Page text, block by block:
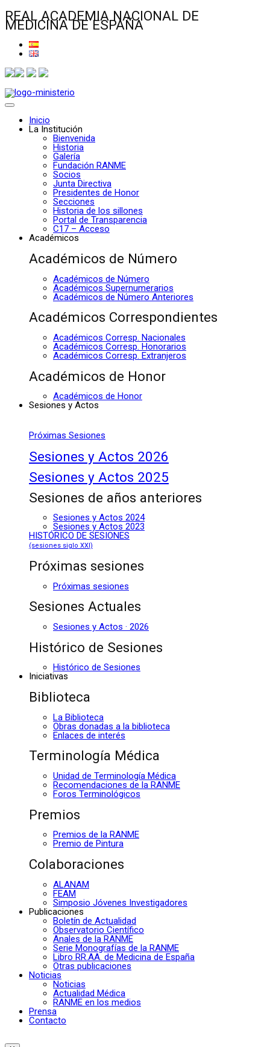
REAL ACADEMIA NACIONAL DE
MEDICINA DE ESPAÑA
Inicio
La Institución
Bienvenida
Historia
Galería
Fundación RANME
Socios
Junta Directiva
Presidentes de Honor
Secciones
Historia de los sillones
Portal de Transparencia
C17 – Acceso
Académicos
Académicos de Número
Académicos de Número
Académicos Supernumerarios
Académicos de Número Anteriores
Académicos Correspondientes
Académicos Corresp. Nacionales
Académicos Corresp. Honorarios
Académicos Corresp. Extranjeros
Académicos de Honor
Académicos de Honor
Sesiones y Actos
Próximas Sesiones
Sesiones y Actos 2026
Sesiones y Actos 2025
Sesiones de años anteriores
Sesiones y Actos 2024
Sesiones y Actos 2023
HISTÓRICO DE SESIONES
(sesiones siglo XXI)
Próximas sesiones
Próximas sesiones
Sesiones Actuales
Sesiones y Actos · 2026
Histórico de Sesiones
Histórico de Sesiones
Iniciativas
Biblioteca
La Biblioteca
Obras donadas a la biblioteca
Enlaces de interés
Terminología Médica
Unidad de Terminología Médica
Recomendaciones de la RANME
Foros Terminológicos
Premios
Premios de la RANME
Premio de Pintura
Colaboraciones
ALANAM
FEAM
Simposio Jóvenes Investigadores
Publicaciones
Boletín de Actualidad
Observatorio Científico
Anales de la RANME
Serie Monografías de la RANME
Libro RR.AA. de Medicina de España
Otras publicaciones
Noticias
Noticias
Actualidad Médica
RANME en los medios
Prensa
Contacto